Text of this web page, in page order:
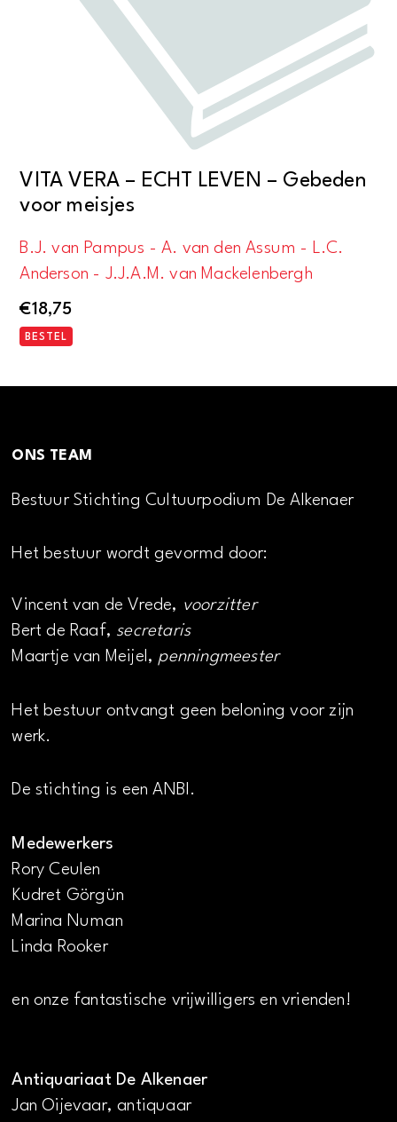
VITA VERA – ECHT LEVEN – Gebeden
voor meisjes
B.J. van Pampus - A. van den Assum - L.C.
Anderson - J.J.A.M. van Mackelenbergh
€18,75
BESTEL
ONS TEAM
Bestuur Stichting Cultuurpodium De Alkenaer
Het bestuur wordt gevormd door:
Vincent van de Vrede, voorzitter
Bert de Raaf, secretaris
Maartje van Meijel, penningmeester
Het bestuur ontvangt geen beloning voor zijn
werk.
De stichting is een ANBI.
Medewerkers
Rory Ceulen
Kudret Görgün
Marina Numan
Linda Rooker
en onze fantastische vrijwilligers en vrienden!
Antiquariaat De Alkenaer
Jan Oijevaar, antiquaar